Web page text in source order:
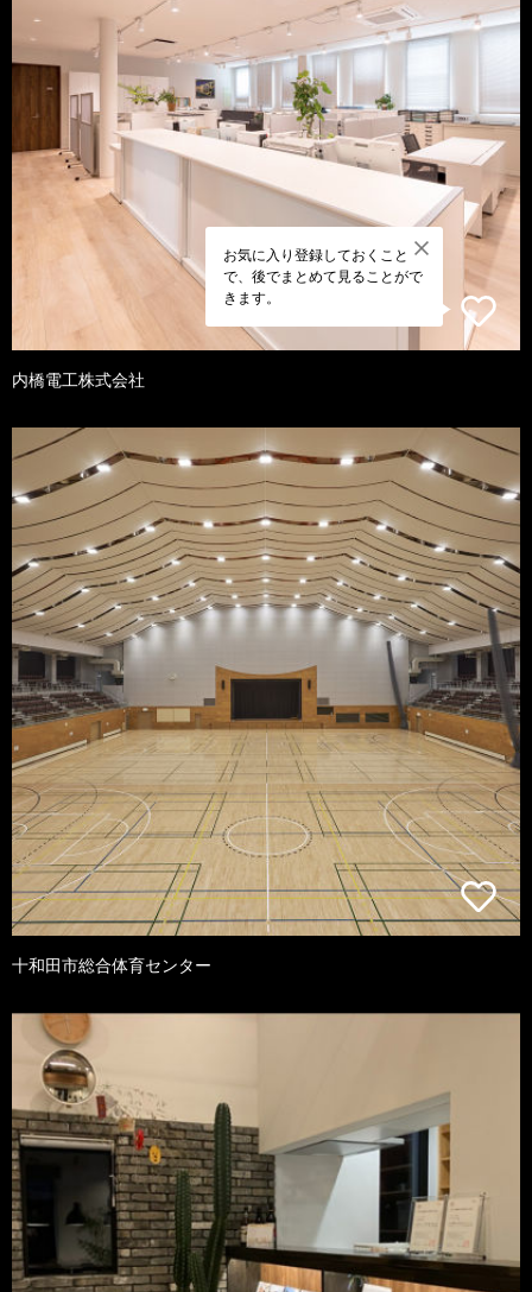
お気に入り登録しておくこと
で、後でまとめて見ることがで
きます。
内橋電工株式会社
十和田市総合体育センター